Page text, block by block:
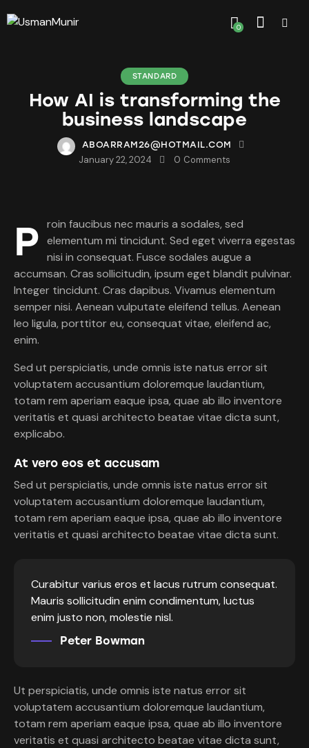
0
STANDARD
How AI is transforming the
business landscape
ABOARRAM26@HOTMAIL.COM
January 22, 2024 0 Comments
Proin faucibus nec mauris a sodales, sed elementum mi tincidunt. Sed eget viverra egestas
nisi in consequat. Fusce sodales augue a
accumsan. Cras sollicitudin, ipsum eget blandit pulvinar.
Integer tincidunt. Cras dapibus. Vivamus elementum
semper nisi. Aenean vulputate eleifend tellus. Aenean
leo ligula, porttitor eu, consequat vitae, eleifend ac,
enim.
Sed ut perspiciatis, unde omnis iste natus error sit
voluptatem accusantium doloremque laudantium,
totam rem aperiam eaque ipsa, quae ab illo inventore
veritatis et quasi architecto beatae vitae dicta sunt,
explicabo.
At vero eos et accusam
Sed ut perspiciatis, unde omnis iste natus error sit
voluptatem accusantium doloremque laudantium,
totam rem aperiam eaque ipsa, quae ab illo inventore
veritatis et quasi architecto beatae vitae dicta sunt.
Curabitur varius eros et lacus rutrum consequat.
Mauris sollicitudin enim condimentum, luctus
enim justo non, molestie nisl.
Peter Bowman
Ut perspiciatis, unde omnis iste natus error sit
voluptatem accusantium doloremque laudantium,
totam rem aperiam eaque ipsa, quae ab illo inventore
veritatis et quasi architecto beatae vitae dicta sunt,